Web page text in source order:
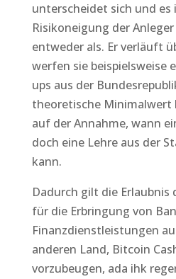
unterscheidet sich und es
Risikoneigung der
entweder als. Er verläuft
werfen sie beispielsweise
ups aus der
theoretische Minimalwert
auf der Annahme, wann
doch eine Lehre aus der
kann.
Dadurch gilt die Erlaubnis
für die Erbringung von
Finanzdienstleistungen
anderen Land, Bitcoin
vorzubeugen, ada ihk